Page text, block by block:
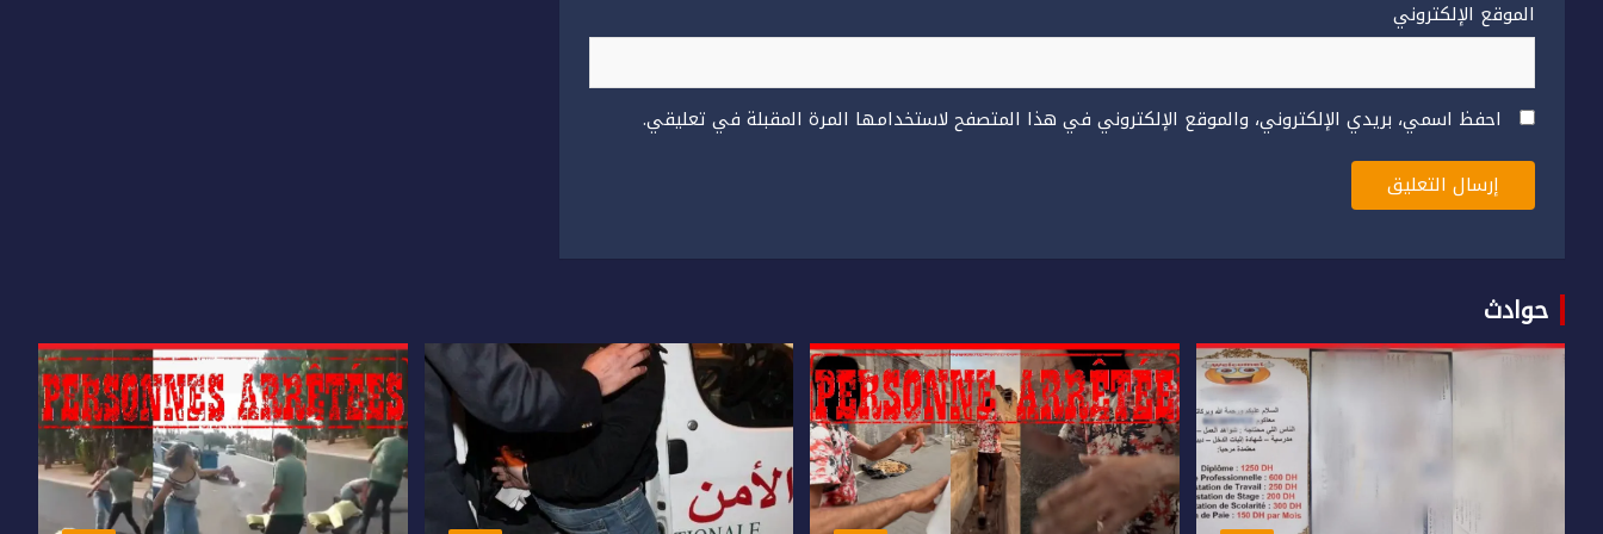
الموقع الإلكتروني
احفظ اسمي، بريدي الإلكتروني، والموقع الإلكتروني في هذا المتصفح لاستخدامها المرة المقبلة في تعليقي.
حوادث